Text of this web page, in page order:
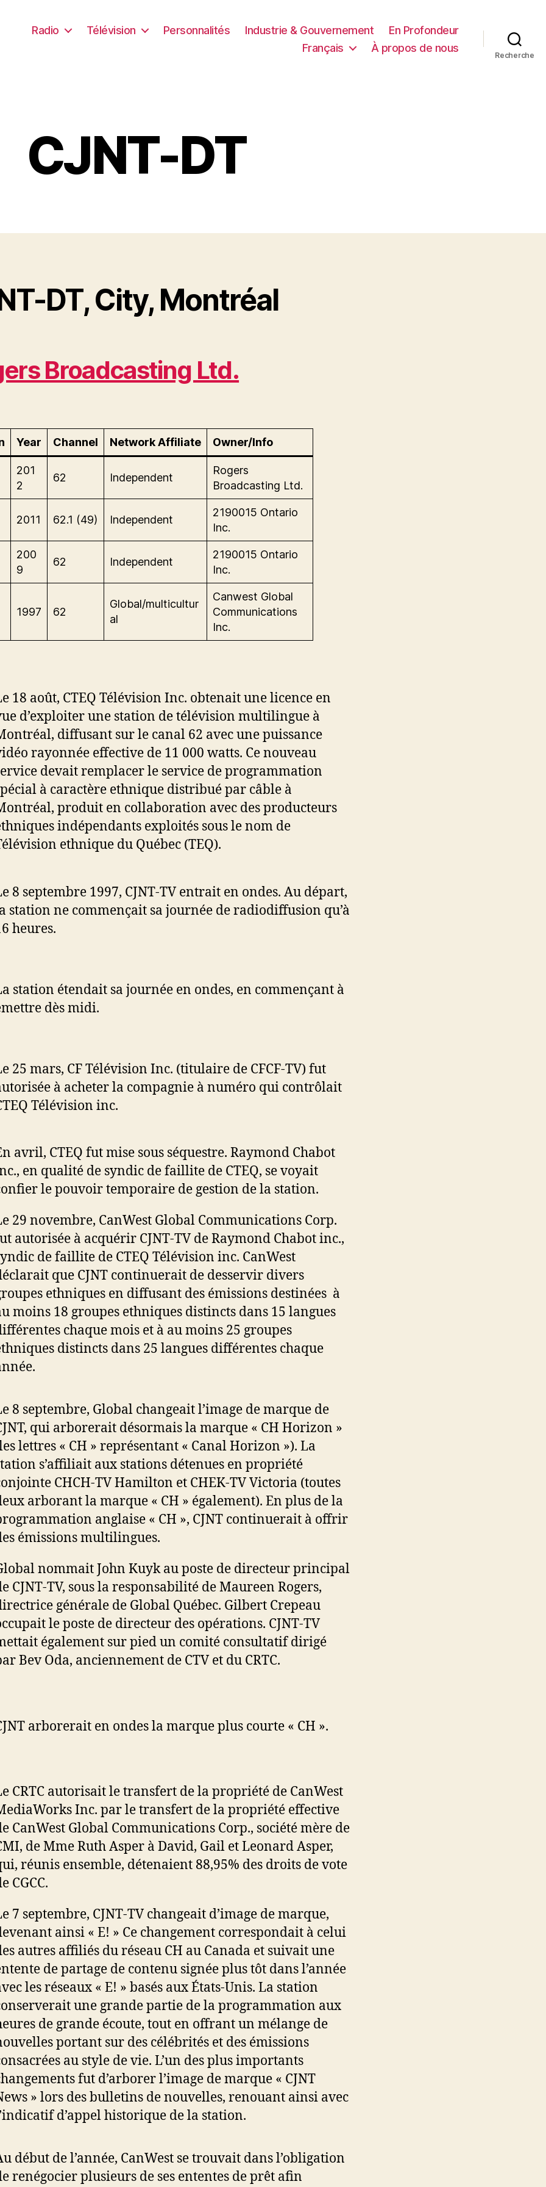
Radio Télévision Personnalités Industrie & Gouvernement
En Profondeur
Français
À propos de nous
Recherche
CJNT-DT
DT, City, Montréal
Broadcasting Ltd.
Year Channel Network Affiliate Owner/Info
201
2
62 Independent
Rogers
Broadcasting Ltd.
2011 62.1 (49) Independent
2190015 Ontario
Inc.
200
9
62 Independent
2190015 Ontario
Inc.
1997 62
Global/multicultur
al
Canwest Global
Communications
Inc.
18 août, CTEQ Télévision Inc. obtenait une licence en
d’exploiter une station de télévision multilingue à
diffusant sur le canal 62 avec une puissance
rayonnée effective de 11 000 watts. Ce nouveau
devait remplacer le service de programmation
à caractère ethnique distribué par câble à
produit en collaboration avec des producteurs
indépendants exploités sous le nom de
ethnique du Québec (TEQ).
8 septembre 1997, CJNT-TV entrait en ondes. Au départ,
station ne commençait sa journée de radiodiffusion qu’à
heures.
station étendait sa journée en ondes, en commençant à
dès midi.
25 mars, CF Télévision Inc. (titulaire de CFCF-TV) fut
à acheter la compagnie à numéro qui contrôlait
Télévision inc.
avril, CTEQ fut mise sous séquestre. Raymond Chabot
en qualité de syndic de faillite de CTEQ, se voyait
le pouvoir temporaire de gestion de la station.
29 novembre, CanWest Global Communications Corp.
autorisée à acquérir CJNT-TV de Raymond Chabot inc.,
de faillite de CTEQ Télévision inc. CanWest
que CJNT continuerait de desservir divers
ethniques en diffusant des émissions destinées à
moins 18 groupes ethniques distincts dans 15 langues
chaque mois et à au moins 25 groupes
distincts dans 25 langues différentes chaque
8 septembre, Global changeait l’image de marque de
qui arborerait désormais la marque « CH Horizon »
lettres « CH » représentant « Canal Horizon »). La
s’affiliait aux stations détenues en propriété
CHCH-TV Hamilton et CHEK-TV Victoria (toutes
arborant la marque « CH » également). En plus de la
anglaise « CH », CJNT continuerait à offrir
émissions multilingues.
nommait John Kuyk au poste de directeur principal
CJNT-TV, sous la responsabilité de Maureen Rogers,
générale de Global Québec. Gilbert Crepeau
le poste de directeur des opérations. CJNT-TV
également sur pied un comité consultatif dirigé
Bev Oda, anciennement de CTV et du CRTC.
arborerait en ondes la marque plus courte « CH ».
CRTC autorisait le transfert de la propriété de CanWest
Inc. par le transfert de la propriété effective
CanWest Global Communications Corp., société mère de
de Mme Ruth Asper à David, Gail et Leonard Asper,
réunis ensemble, détenaient 88,95% des droits de vote
CGCC.
7 septembre, CJNT-TV changeait d’image de marque,
ainsi « E! » Ce changement correspondait à celui
autres affiliés du réseau CH au Canada et suivait une
de partage de contenu signée plus tôt dans l’année
les réseaux « E! » basés aux États-Unis. La station
une grande partie de la programmation aux
de grande écoute, tout en offrant un mélange de
portant sur des célébrités et des émissions
au style de vie. L’un des plus importants
fut d’arborer l’image de marque « CJNT
» lors des bulletins de nouvelles, renouant ainsi avec
d’appel historique de la station.
début de l’année, CanWest se trouvait dans l’obligation
renégocier plusieurs de ses ententes de prêt afin